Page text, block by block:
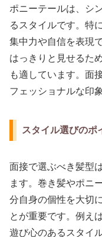
ポニーテールは、シ
るスタイルです。特
集中力や自信を表現
はっきりと見せるた
も適しています。面
フェッショナルな印
スタイル選びのポ
面接で選ぶべき髪型
ます。巻き髪やポニ
分自身の個性を大切
とが重要です。例え
遊び心のあるスタイ